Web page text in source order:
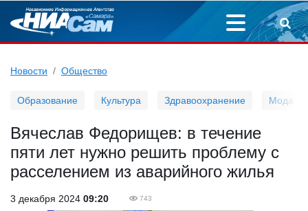
Новости Общество
Образование Культура Здравоохранение Мода
Вячеслав Федорищев: в течение
пяти лет нужно решить проблему с
расселением из аварийного жилья
3 декабря 2024 09:20 743